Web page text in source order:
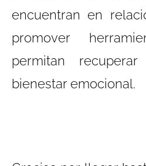
encuentran en
promover
permitan
bienestar emocional.